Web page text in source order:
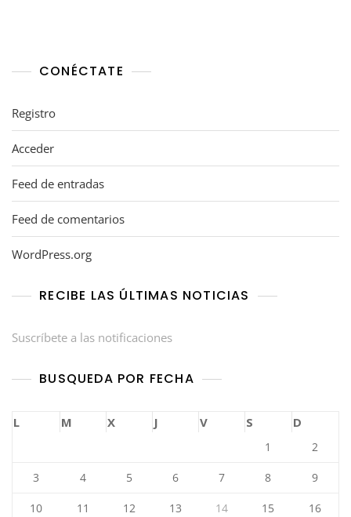
CONÉCTATE
Registro
Acceder
Feed de entradas
Feed de comentarios
WordPress.org
RECIBE LAS ÚLTIMAS NOTICIAS
Suscríbete a las notificaciones
BUSQUEDA POR FECHA
L M X J V S D
1 2
3 4 5 6 7 8 9
10 11 12 13 14 15 16